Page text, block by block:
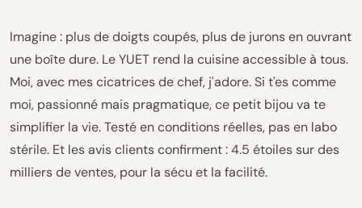
Imagine : plus de doigts coupés, plus de jurons en ouvrant
une boîte dure. Le YUET rend la cuisine accessible à tous.
Moi, avec mes cicatrices de chef, j'adore. Si t'es comme
moi, passionné mais pragmatique, ce petit bijou va te
simplifier la vie. Testé en conditions réelles, pas en labo
stérile. Et les avis clients confirment : 4.5 étoiles sur des
milliers de ventes, pour la sécu et la facilité.